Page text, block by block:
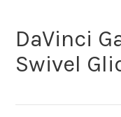
DaVinci
Swivel